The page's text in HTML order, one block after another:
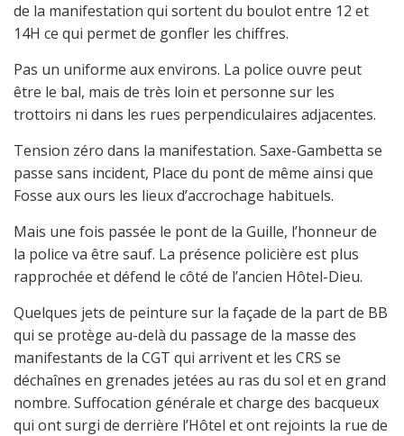
de la manifestation qui sortent du boulot entre 12 et
14H ce qui permet de gonfler les chiffres.
Pas un uniforme aux environs. La police ouvre peut
être le bal, mais de très loin et personne sur les
trottoirs ni dans les rues perpendiculaires adjacentes.
Tension zéro dans la manifestation. Saxe-Gambetta se
passe sans incident, Place du pont de même ainsi que
Fosse aux ours les lieux d’accrochage habituels.
Mais une fois passée le pont de la Guille, l’honneur de
la police va être sauf. La présence policière est plus
rapprochée et défend le côté de l’ancien Hôtel-Dieu.
Quelques jets de peinture sur la façade de la part de BB
qui se protège au-delà du passage de la masse des
manifestants de la CGT qui arrivent et les CRS se
déchaînes en grenades jetées au ras du sol et en grand
nombre. Suffocation générale et charge des bacqueux
qui ont surgi de derrière l’Hôtel et ont rejoints la rue de